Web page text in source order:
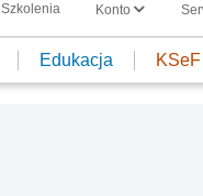
Szkolenia Konto
Edukacja KSeF